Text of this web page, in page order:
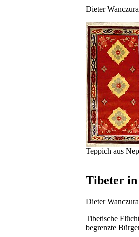
Dieter Wanczura
Teppich aus
Tibeter
Dieter Wanczura
Tibetische
begrenzte